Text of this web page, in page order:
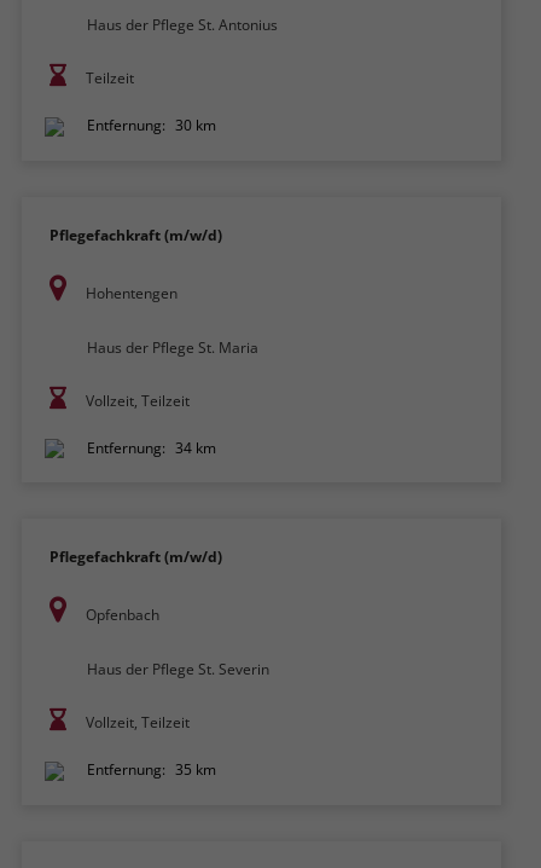
Haus der Pflege St. Antonius
Teilzeit
Entfernung: 30 km
Pflegefachkraft (m/w/d)
Hohentengen
Haus der Pflege St. Maria
Vollzeit, Teilzeit
Entfernung: 34 km
Pflegefachkraft (m/w/d)
Opfenbach
Haus der Pflege St. Severin
Vollzeit, Teilzeit
Entfernung: 35 km